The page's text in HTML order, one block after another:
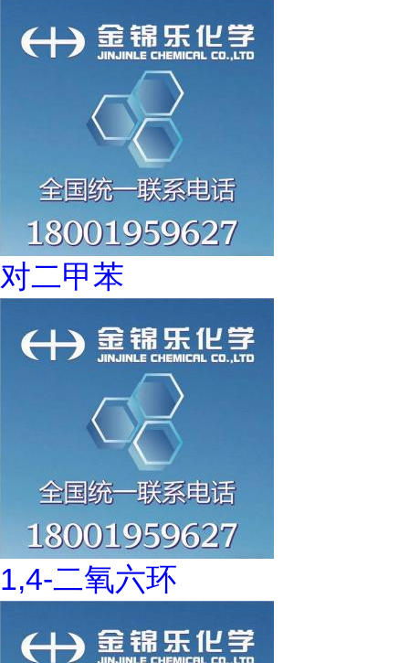
对二甲苯
1,4-二氧六环